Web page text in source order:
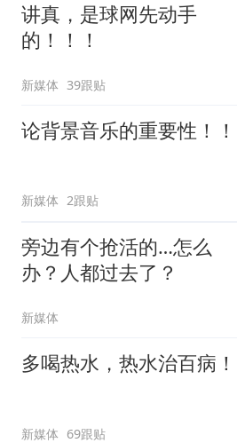
讲真，是球网先动手
的！！！
新媒体 39跟贴
论背景音乐的重要性！！
新媒体 2跟贴
旁边有个抢活的…怎么
办？人都过去了？
新媒体
多喝热水，热水治百病！
新媒体 69跟贴